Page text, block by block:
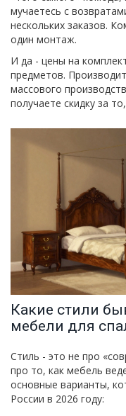
мучаетесь с
нескольких заказов.
один монтаж.
И да - цены на
предметов.
массового
получаете скидку за
Какие стили
мебели для
Стиль - это не про
про то, как мебель
основные варианты,
России в 2026 году: